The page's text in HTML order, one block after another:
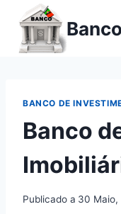
para
BANCO DE
Banco
Publicado a 30 Maio,